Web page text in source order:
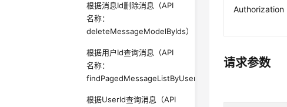
根据消息Id删除消息（API
名称：
deleteMessageModelByIds）
根据用户Id查询消息（API
名称：
findPagedMessageListByUser）
根据UserId查询消息（API
Authorization
请求参数